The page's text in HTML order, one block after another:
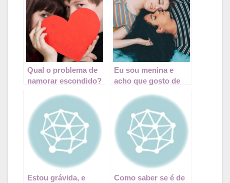
Qual o problema de
namorar escondido?
Eu sou menina e
acho que gosto de
Estou grávida, e
Como saber se é de